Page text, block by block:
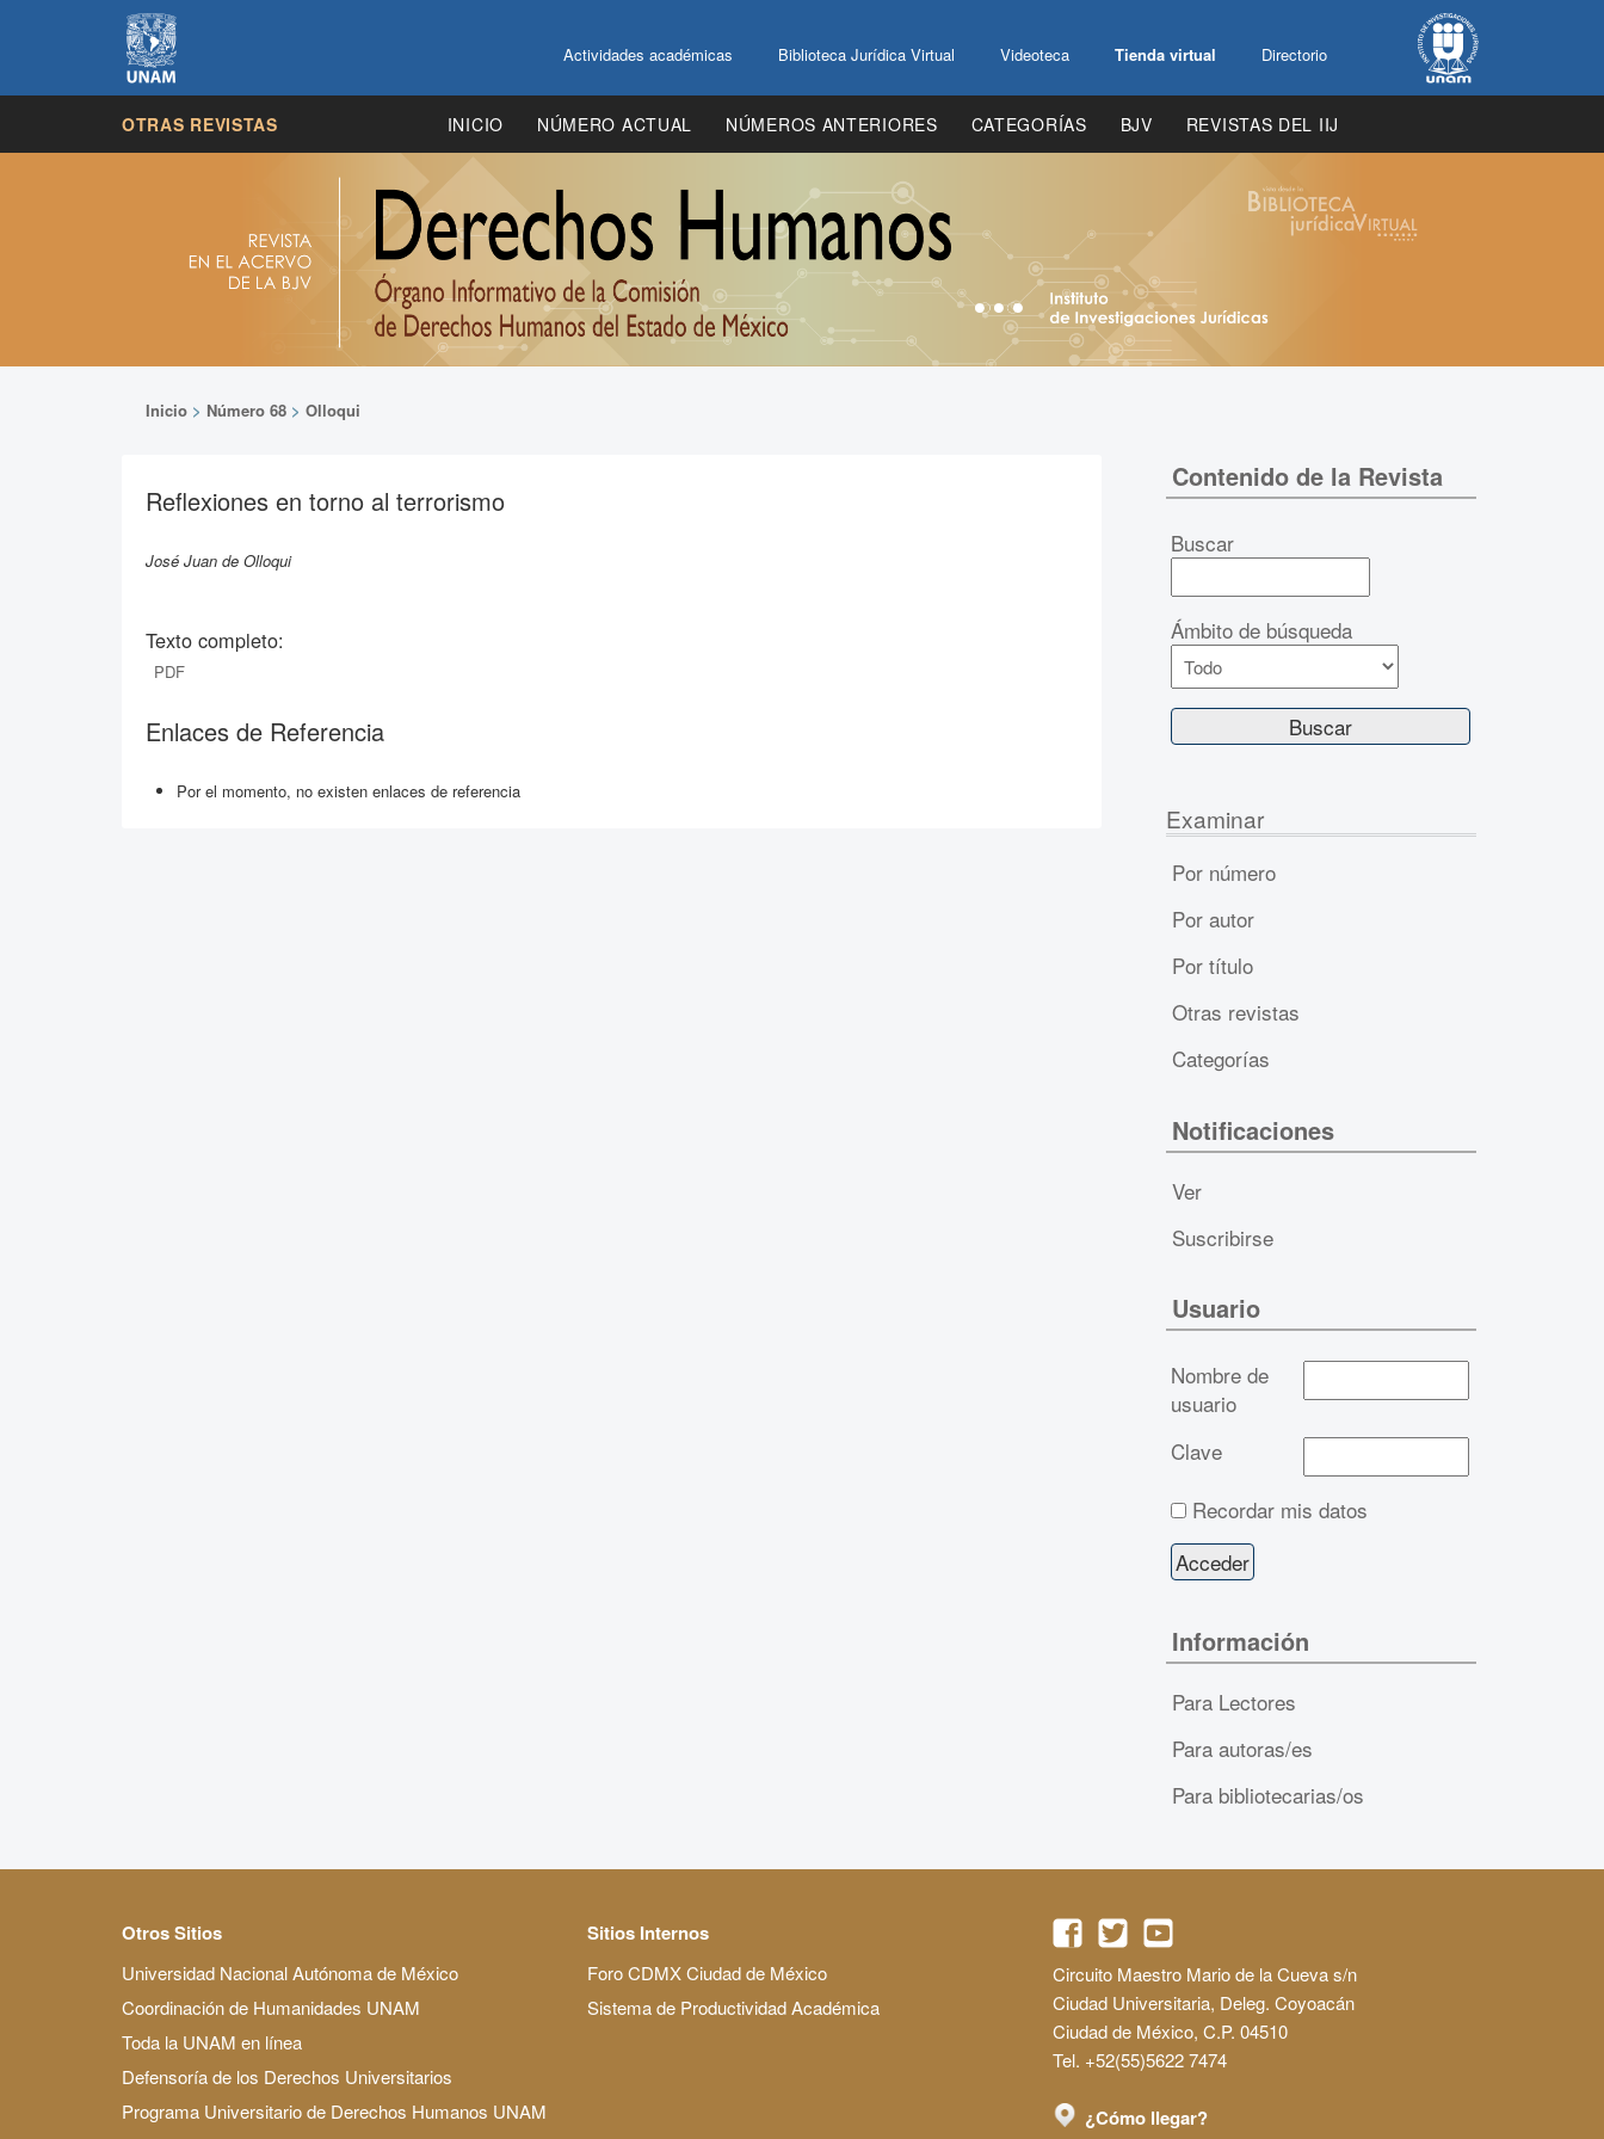
Actividades académicas Biblioteca Jurídica Virtual Videoteca Tienda virtual Directorio
OTRAS REVISTAS INICIO NÚMERO ACTUAL NÚMEROS ANTERIORES CATEGORÍAS BJV REVISTAS DEL IIJ
Inicio > Número 68 > Olloqui
Reflexiones en torno al terrorismo
José Juan de Olloqui
Texto completo:
PDF
Enlaces de Referencia
Por el momento, no existen enlaces de referencia
Contenido de la Revista
Buscar
Ámbito de búsqueda
Examinar
Por número
Por autor
Por título
Otras revistas
Categorías
Notificaciones
Ver
Suscribirse
Usuario
Nombre de
usuario
Clave
Recordar mis datos
Información
Para Lectores
Para autoras/es
Para bibliotecarias/os
Otros Sitios
Universidad Nacional Autónoma de México
Coordinación de Humanidades UNAM
Toda la UNAM en línea
Defensoría de los Derechos Universitarios
Programa Universitario de Derechos Humanos UNAM
Sitios Internos
Foro CDMX Ciudad de México
Sistema de Productividad Académica
Circuito Maestro Mario de la Cueva s/n
Ciudad Universitaria, Deleg. Coyoacán
Ciudad de México, C.P. 04510
Tel. +52(55)5622 7474
¿Cómo llegar?